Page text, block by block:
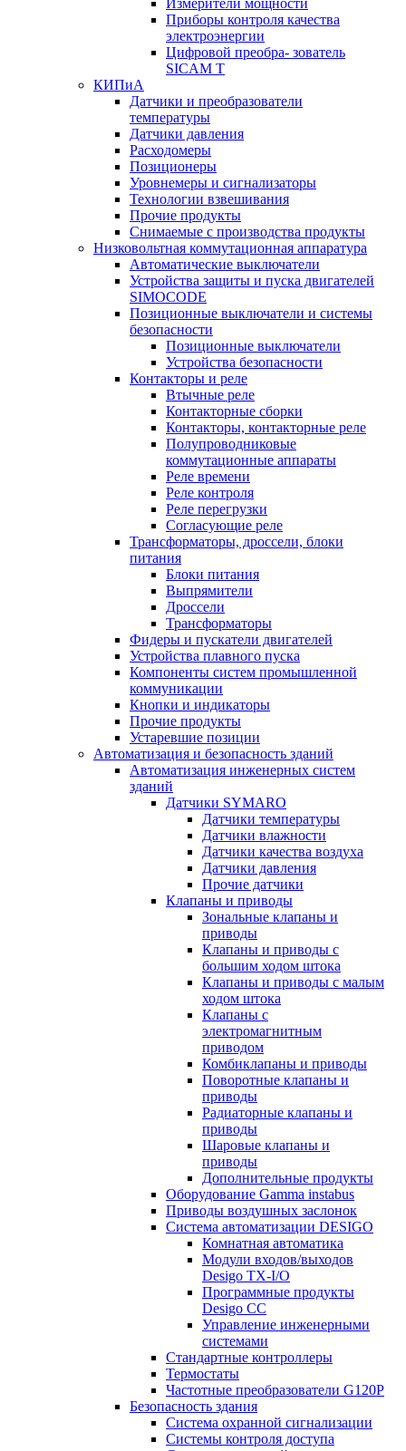
Измерители мощности
Приборы контроля качества
электроэнергии
Цифровой преобра- зователь
SICAM T
КИПиА
Датчики и преобразователи
температуры
Датчики давления
Расходомеры
Позиционеры
Уровнемеры и сигнализаторы
Технологии взвешивания
Прочие продукты
Снимаемые с производства продукты
Низковольтная коммутационная аппаратура
Автоматические выключатели
Устройства защиты и пуска двигателей
SIMOCODE
Позиционные выключатели и системы
безопасности
Позиционные выключатели
Устройства безопасности
Контакторы и реле
Втычные реле
Контакторные сборки
Контакторы, контакторные реле
Полупроводниковые
коммутационные аппараты
Реле времени
Реле контроля
Реле перегрузки
Согласующие реле
Трансформаторы, дроссели, блоки
питания
Блоки питания
Выпрямители
Дроссели
Трансформаторы
Фидеры и пускатели двигателей
Устройства плавного пуска
Компоненты систем промышленной
коммуникации
Кнопки и индикаторы
Прочие продукты
Устаревшие позиции
Автоматизация и безопасность зданий
Автоматизация инженерных систем
зданий
Датчики SYMARO
Датчики температуры
Датчики влажности
Датчики качества воздуха
Датчики давления
Прочие датчики
Клапаны и приводы
Зональные клапаны и
приводы
Клапаны и приводы с
большим ходом штока
Клапаны и приводы с малым
ходом штока
Клапаны с
электромагнитным
приводом
Комбиклапаны и приводы
Поворотные клапаны и
приводы
Радиаторные клапаны и
приводы
Шаровые клапаны и
приводы
Дополнительные продукты
Оборудование Gamma instabus
Приводы воздушных заслонок
Система автоматизации DESIGO
Комнатная автоматика
Модули входов/выходов
Desigo TX-I/O
Программные продукты
Desigo CC
Управление инженерными
системами
Стандартные контроллеры
Термостаты
Частотные преобразователи G120P
Безопасность здания
Система охранной сигнализации
Системы контроля доступа